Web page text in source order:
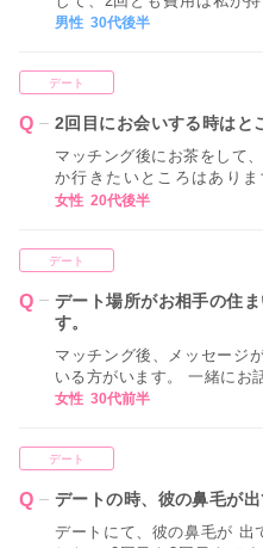
わけではないのですが、お
しょうか？
男性 30代後半
デート
2回目にお会いする時はと
マッチング後にお茶をして
か行きたいところはあり
が、全然思いつきません。
女性 20代後半
デート
デート場所がお相手の住
す。
マッチング後、メッセージ
いる方がいます。 一緒にお
すが、 毎回お会いするとき
ま関係を続けていいか不安
女性 30代前半
デート
デートの時、彼の鼻毛が
デートにて、彼の鼻毛が 出